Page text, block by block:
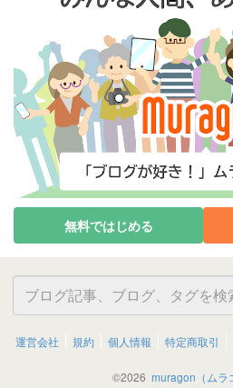
無料ではじめる
運営会社 規約 個人情報 特定商取引
©2026 muragon（ムラ